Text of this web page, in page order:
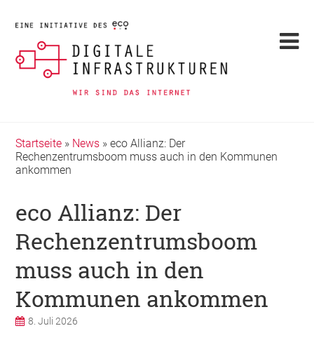
Startseite » News »eco Allianz: Der
Rechenzentrumsboom muss auch in den Kommunen
ankommen
eco Allianz: Der
Rechenzentrumsboom
muss auch in den
Kommunen ankommen
8. Juli 2026